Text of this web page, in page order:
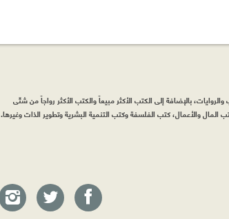
بالإضافة إلى الكتب الأكثر مبيعاً والكتب الأكثر رواجاً من شتّى
والأعمال، كتب الفلسفة وكتب التنمية البشرية وتطوير الذات وغيرها.